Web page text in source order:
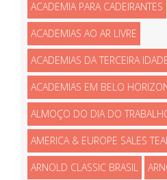
ACADEMIA PARA CADEIRANTES
ACADEMIAS AO AR LIVRE
ACADEMIAS DA TERCEIRA
ACADEMIAS EM BELO
ALMOÇO DO DIA DO
AMERICA & EUROPE SALES
ARNOLD CLASSIC BRASIL